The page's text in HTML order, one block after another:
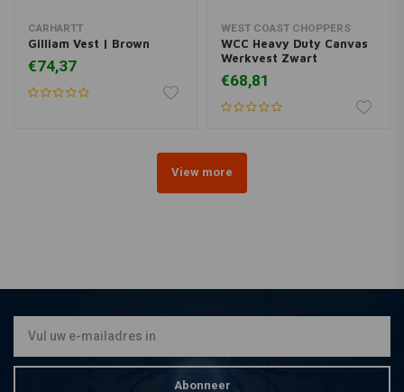
CARHARTT
Gilliam Vest | Brown
€74,37
WEST COAST CHOPPERS
WCC Heavy Duty Canvas
Werkvest Zwart
€68,81
View more
Abonneer